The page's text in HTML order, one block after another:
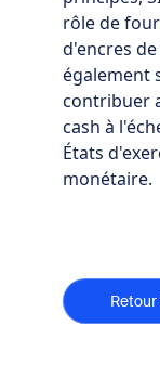
rôle de
d'encres
également
contribuer
cash à
États
monétaire.
Retour